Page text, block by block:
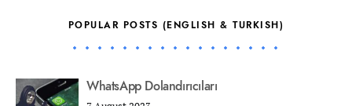
POPULAR POSTS (ENGLISH & TURKISH)
WhatsApp Dolandırıcıları